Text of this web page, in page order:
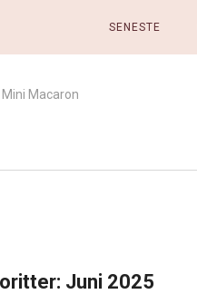
SENESTE
Mini Macaron
Juni 2025